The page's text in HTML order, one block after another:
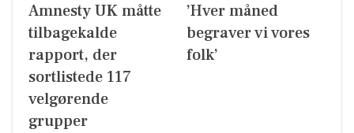
Amnesty UK måtte
tilbagekalde
rapport, der
sortlistede 117
velgørende
grupper
’Hver måned
begraver vi vores
folk’